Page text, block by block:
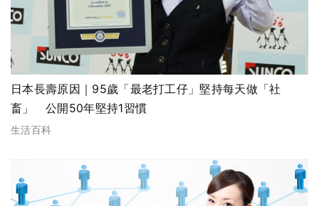
日本長壽原因｜95歲「最老打工仔」堅持每天做「社
畜」 公開50年堅持1習慣
生活百科